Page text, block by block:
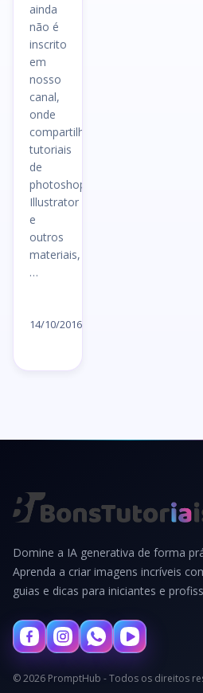
ainda
não é
inscrito
em
nosso
canal,
onde
compartilhamos
tutoriais
de
photoshop,
Illustrator
e
outros
materiais,
…
14/10/2016
Domine a IA generativa de forma
Aprenda a criar imagens incríveis
guias e dicas para iniciantes e
© 2026 PromptHub - Todos os direitos